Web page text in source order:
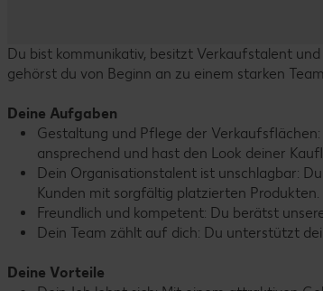
Du bist kommunikativ, besitzt Verkaufstalent
gehörst du von Beginn an zu einem starken
Deine Aufgaben
Gestaltung und Pflege der
ansprechend und hast den Look deiner
Dein Organisationstalent ist unschlagbar:
Kunden mit sorgfältig platzierten Produkten.
Freundlich und kompetent: Du berätst
Dein Team zählt auf dich: Du unterstützt
Deine Vorteile